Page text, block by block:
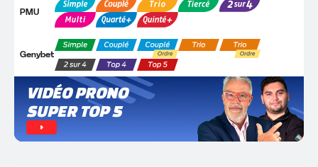
PMU
Genybet
VIDÉO PRONO
SUPER TOP 5